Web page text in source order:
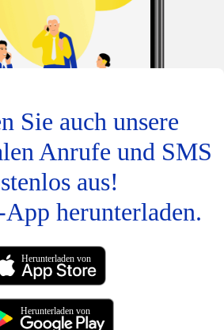
Sie auch unsere
Anrufe und SMS
aus!
herunterladen.
Herunterladen von
Herunterladen von